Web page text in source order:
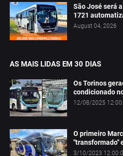
São José será
1721
August 04, 2026
AS MAIS LIDAS EM 30 DIAS
Os Torinos
condicionado
12/08/2025
O primeiro
"transformado"
3/10/2023